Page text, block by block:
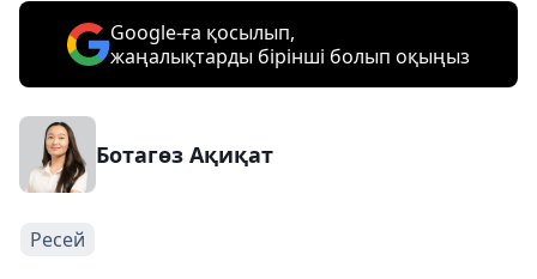
Google-ға қосылып,
жаңалықтарды бірінші болып оқыңыз
Ботагөз Ақиқат
Ресей